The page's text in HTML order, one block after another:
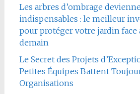
Les arbres d’ombrage
indispensables : le meilleur
pour protéger votre jardin face
demain
Le Secret des Projets
Petites Équipes Battent
Organisations